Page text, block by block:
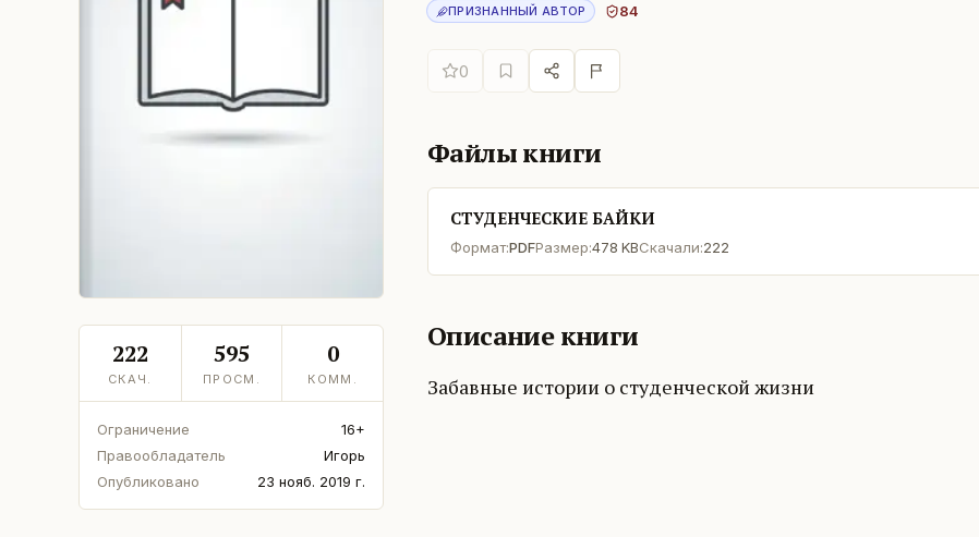
222
СКАЧ.
595
ПРОСМ.
0
КОММ.
Ограничение
16+
Правообладатель
Игорь
Опубликовано
23 нояб. 2019 г.
ПРИЗНАННЫЙ АВТОР 84
0
Файлы книги
СТУДЕНЧЕСКИЕ БАЙКИ
Формат:PDFРазмер:478 KBСкачали:222
Описание книги
Забавные истории о студенческой жизни